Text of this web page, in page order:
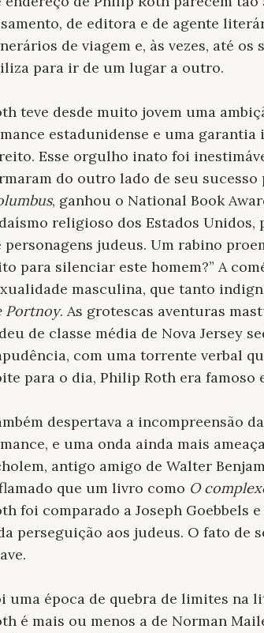
de editora e de agente
de viagem e, às vezes, até
para ir de um lugar a outro.
teve desde muito jovem uma
estadunidense e uma
Esse orgulho inato foi
do outro lado de seu
, ganhou o National Book
religioso dos Estados Unidos,
personagens judeus. Um rabino
para silenciar este homem?” A
masculina, que tanto
Portnoy. As grotescas aventuras
de classe média de Nova Jersey
com uma torrente verbal
para o dia, Philip Roth era
despertava a incompreensão
e uma onda ainda mais
antigo amigo de Walter
que um livro como O
foi comparado a Joseph
perseguição aos judeus. O fato de
uma época de quebra de limites na
é mais ou menos a de Norman